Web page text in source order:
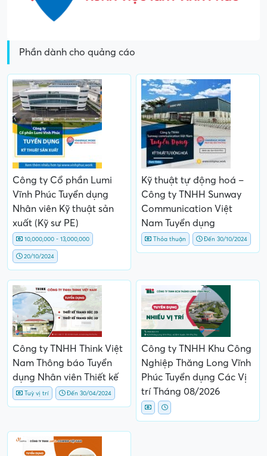
Phần dành cho quảng cáo
Công ty Cổ phần Lumi
Vĩnh Phúc Tuyển dụng
Nhân viên Kỹ thuật sản
xuất (Kỹ sư PE)
10,000,000 - 13,000,000
20/10/2024
Kỹ thuật tự động hoá –
Công ty TNHH Sunway
Communication Việt
Nam Tuyển dụng
Thỏa thuận Đến 30/10/2024
Công ty TNHH Think Việt
Nam Thông báo Tuyển
dụng Nhân viên Thiết kế
Tuỳ vị trí Đến 30/04/2024
Công ty TNHH Khu Công
Nghiệp Thăng Long Vĩnh
Phúc Tuyển dụng Các Vị
trí Tháng 08/2026